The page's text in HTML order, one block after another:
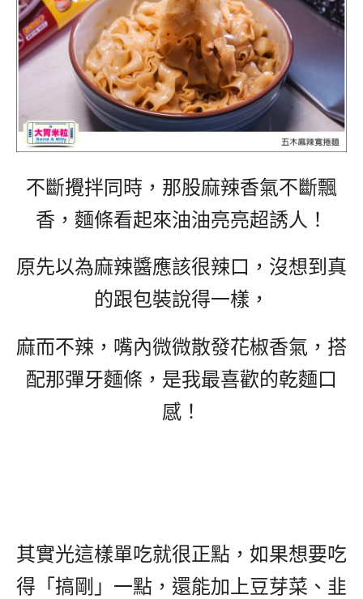
不斷攪拌同時，那股麻辣香氣不斷飄
香，麵條看起來油油亮亮超誘人！
原先以為麻辣醬應該很辣口，沒想到真
的跟包裝說得一樣，
麻而不辣，嘴內微微散發花椒香氣，搭
配那彈牙麵條，是我最喜歡的乾麵口
感！
其實光這樣單吃就很正點，如果想要吃
得「搞剛」一點，還能加上豆芽菜、韭